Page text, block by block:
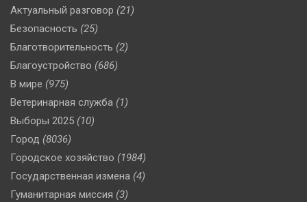
Актуальный разговор (21)
Безопасность (25)
Благотворительность (2)
Благоустройство (686)
В мире (975)
Ветеринарная служба (1)
Выборы 2025 (10)
Город (8036)
Городское хозяйство (1984)
Государственная измена (4)
Гуманитарная миссия (3)